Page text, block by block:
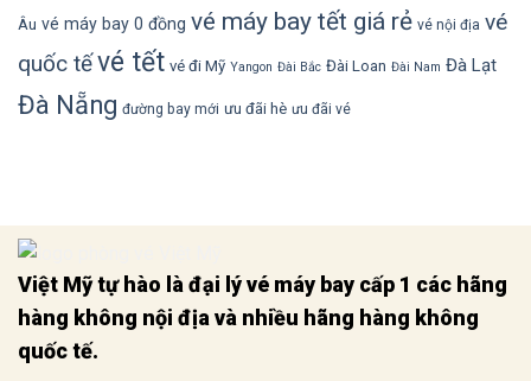
Âu vé máy bay 0 đồng vé máy bay tết giá rẻ vé nội địa vé
quốc tếvé tết vé đi Mỹ Yangon Đài Bắc Đài Loan Đài Nam Đà Lạt
Đà Nẵng đường bay mới ưu đãi hè ưu đãi vé
Việt Mỹ tự hào là đại lý vé máy bay cấp 1 các hãng
hàng không nội địa và nhiều hãng hàng không
quốc tế.